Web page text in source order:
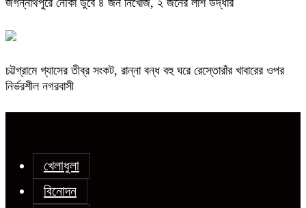
জগন্নাথপুরে নৌকা ডুবে ৪ জন নিখোঁজ, ২ জনের লাশ উদ্ধার
চট্টগ্রামে গ্যাসের তীব্র সংকট, রান্না বন্ধ বহু ঘরে রেস্তোরাঁর খাবারের ওপর
নির্ভরশীল নগরবাসী
খেলাধুলা
বিনোদন